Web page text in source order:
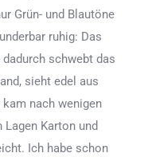
Grün- und Blautöne
ruhig: Das
schwebt das
sieht edel aus
nach wenigen
Karton und
Ich habe schon